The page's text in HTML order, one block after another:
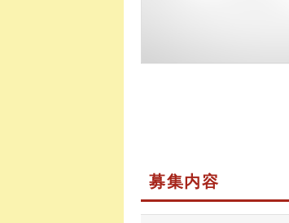
募集内容